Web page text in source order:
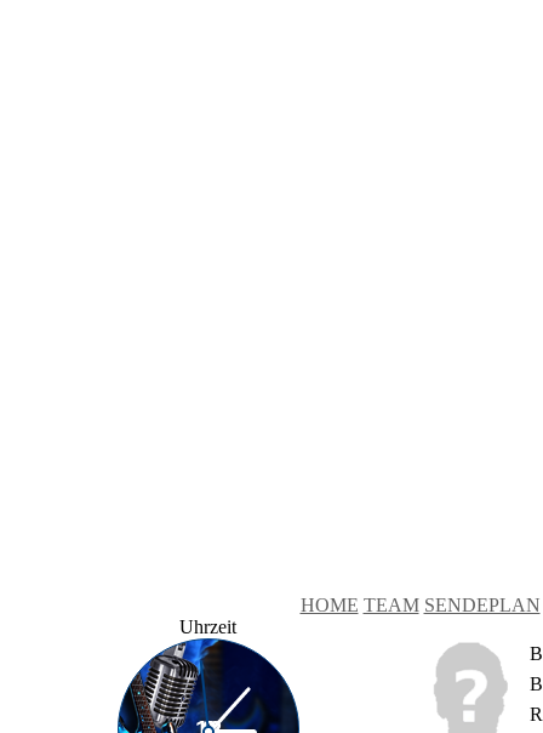
HOME TEAM SENDEPLAN
Uhrzeit